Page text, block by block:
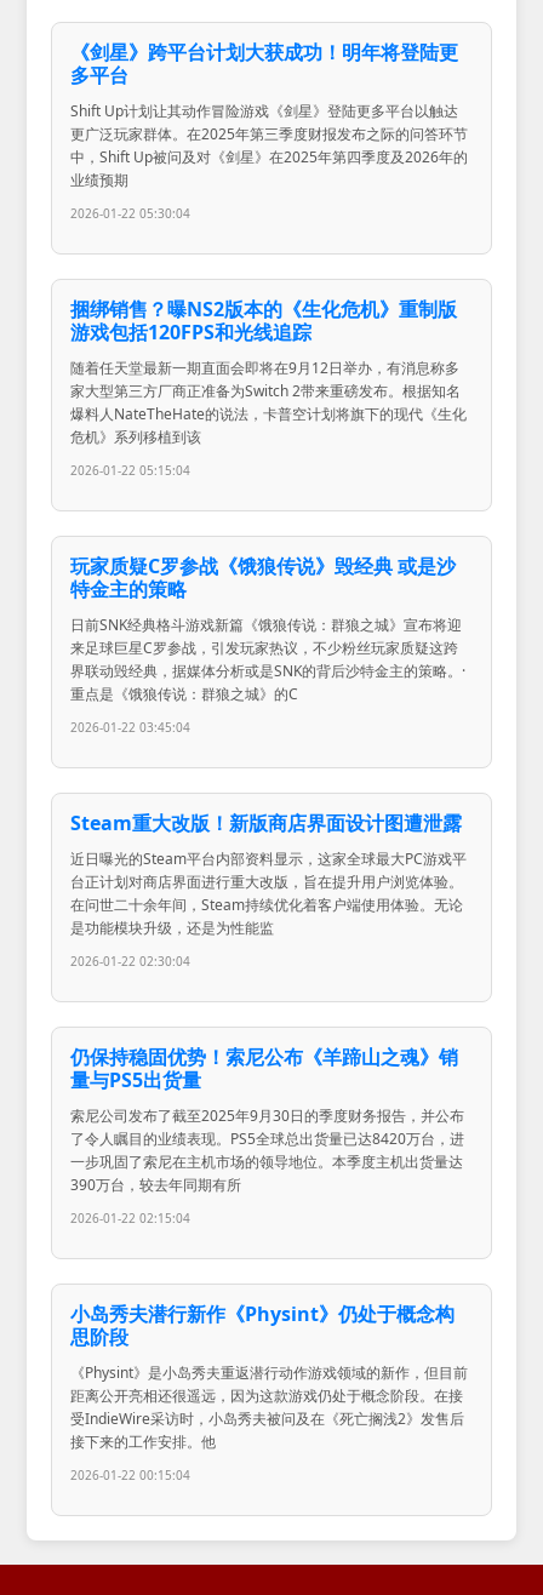
《剑星》跨平台计划大获成功！明年将登陆更
多平台
Shift Up计划让其动作冒险游戏《剑星》登陆更多平台以触达
更广泛玩家群体。在2025年第三季度财报发布之际的问答环节
中，Shift Up被问及对《剑星》在2025年第四季度及2026年的
业绩预期
2026-01-22 05:30:04
捆绑销售？曝NS2版本的《生化危机》重制版
游戏包括120FPS和光线追踪
随着任天堂最新一期直面会即将在9月12日举办，有消息称多
家大型第三方厂商正准备为Switch 2带来重磅发布。根据知名
爆料人NateTheHate的说法，卡普空计划将旗下的现代《生化
危机》系列移植到该
2026-01-22 05:15:04
玩家质疑C罗参战《饿狼传说》毁经典 或是沙
特金主的策略
日前SNK经典格斗游戏新篇《饿狼传说：群狼之城》宣布将迎
来足球巨星C罗参战，引发玩家热议，不少粉丝玩家质疑这跨
界联动毁经典，据媒体分析或是SNK的背后沙特金主的策略。·
重点是《饿狼传说：群狼之城》的C
2026-01-22 03:45:04
Steam重大改版！新版商店界面设计图遭泄露
近日曝光的Steam平台内部资料显示，这家全球最大PC游戏平
台正计划对商店界面进行重大改版，旨在提升用户浏览体验。
在问世二十余年间，Steam持续优化着客户端使用体验。无论
是功能模块升级，还是为性能监
2026-01-22 02:30:04
仍保持稳固优势！索尼公布《羊蹄山之魂》销
量与PS5出货量
索尼公司发布了截至2025年9月30日的季度财务报告，并公布
了令人瞩目的业绩表现。PS5全球总出货量已达8420万台，进
一步巩固了索尼在主机市场的领导地位。本季度主机出货量达
390万台，较去年同期有所
2026-01-22 02:15:04
小岛秀夫潜行新作《Physint》仍处于概念构
思阶段
《Physint》是小岛秀夫重返潜行动作游戏领域的新作，但目前
距离公开亮相还很遥远，因为这款游戏仍处于概念阶段。在接
受IndieWire采访时，小岛秀夫被问及在《死亡搁浅2》发售后
接下来的工作安排。他
2026-01-22 00:15:04